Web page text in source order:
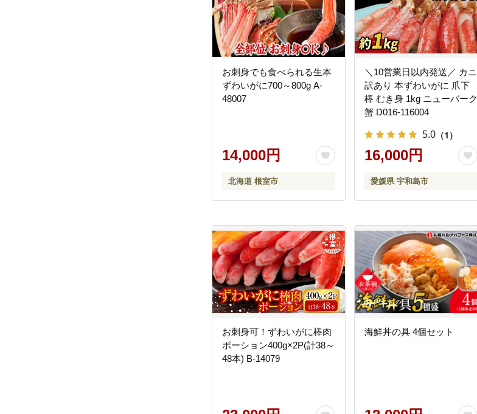
お刺身でも食べられる生本
ずわいがに700～800g A-
48007
14,000円
北海道 根室市
＼10営業日以内発送／ カニ
訳あり 本ずわいがに 爪下
棒 むき身 1kg ニューバーク
蟹 D016-116004
5.0 （1）
16,000円
愛媛県 宇和島市
お刺身可！ずわいがに棒肉
ポーション400g×2P(計38～
48本) B-14079
海鮮丼の具 4個セット